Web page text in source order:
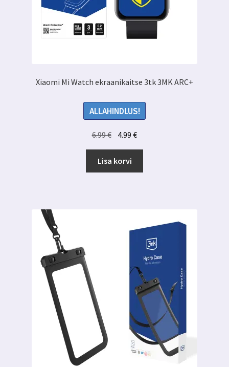
Xiaomi Mi Watch ekraanikaitse 3tk 3MK ARC+
ALLAHINDLUS!
6.99€ Algne
hind
oli:
6.99 €.
4.99€Praegune
hind
4.99 €.
Lisa korvi